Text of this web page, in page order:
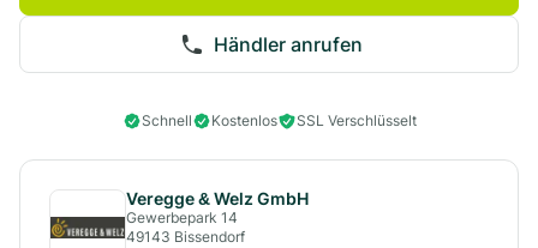
Händler anrufen
Schnell Kostenlos SSL Verschlüsselt
Veregge & Welz GmbH
Gewerbepark 14
49143 Bissendorf